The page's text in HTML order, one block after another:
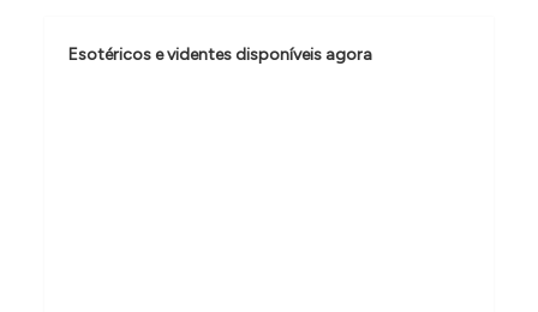
d
Esotéricos e videntes disponíveis agora